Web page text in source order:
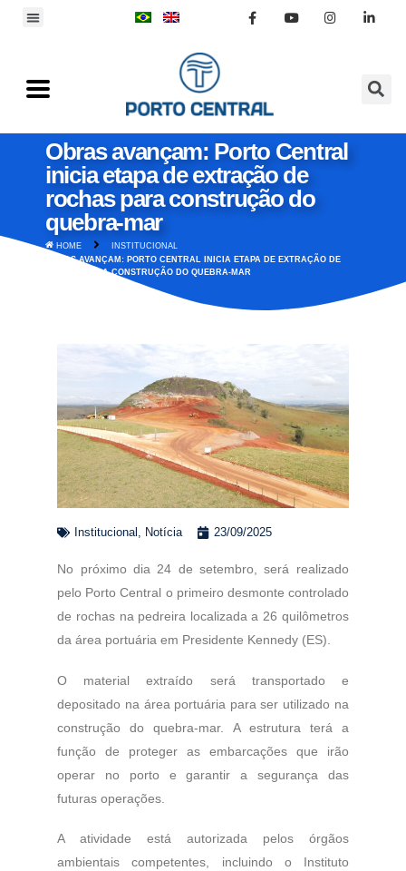
Obras avançam: Porto Central
inicia etapa de extração de
rochas para construção do
quebra-mar
HOME
INSTITUCIONAL
OBRAS AVANÇAM: PORTO CENTRAL INICIA ETAPA DE EXTRAÇÃO DE
ROCHAS PARA CONSTRUÇÃO DO QUEBRA-MAR
Institucional , Notícia 23/09/2025
No próximo dia 24 de setembro, será realizado
pelo Porto Central o primeiro desmonte controlado
de rochas na pedreira localizada a 26 quilômetros
da área portuária em Presidente Kennedy (ES).
O material extraído será transportado e
depositado na área portuária para ser utilizado na
construção do quebra-mar. A estrutura terá a
função de proteger as embarcações que irão
operar no porto e garantir a segurança das
futuras operações.
A atividade está autorizada pelos órgãos
ambientais competentes, incluindo o Instituto